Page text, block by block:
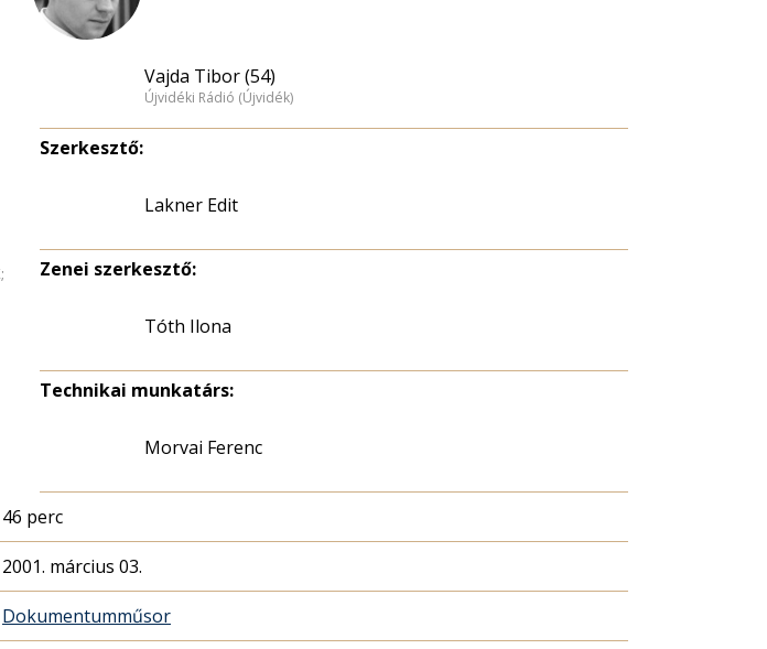
Vajda Tibor (54)
Újvidéki Rádió (Újvidék)
Szerkesztő:
Lakner Edit
Zenei szerkesztő:
Tóth Ilona
Technikai munkatárs:
Morvai Ferenc
46 perc
2001. március 03.
Dokumentumműsor